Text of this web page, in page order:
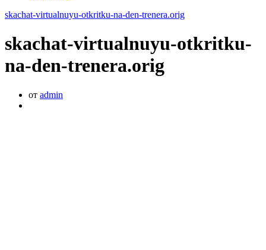
skachat-virtualnuyu-otkritku-na-den-trenera.orig
skachat-virtualnuyu-otkritku-
na-den-trenera.orig
от admin